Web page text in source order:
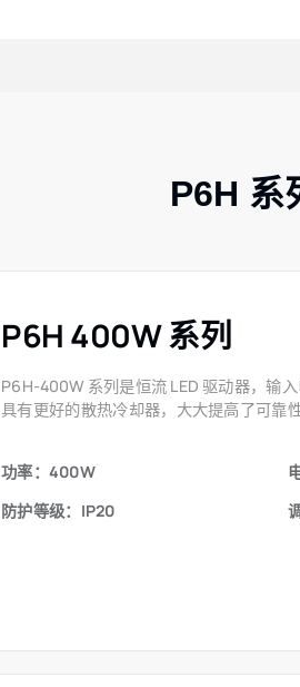
P6H 系
P6H 400W 系列
P6H-400W 系列是恒流 LED 驱动器，输
具有更好的散热冷却器，大大提高了可靠
功率：400W
防护等级：IP20